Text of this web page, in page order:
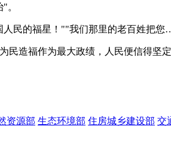
。
人民的福星！""我们那里的老百姓把
造福作为最大政绩，人民便信得坚
资源部 生态环境部 住房城乡建设部 交